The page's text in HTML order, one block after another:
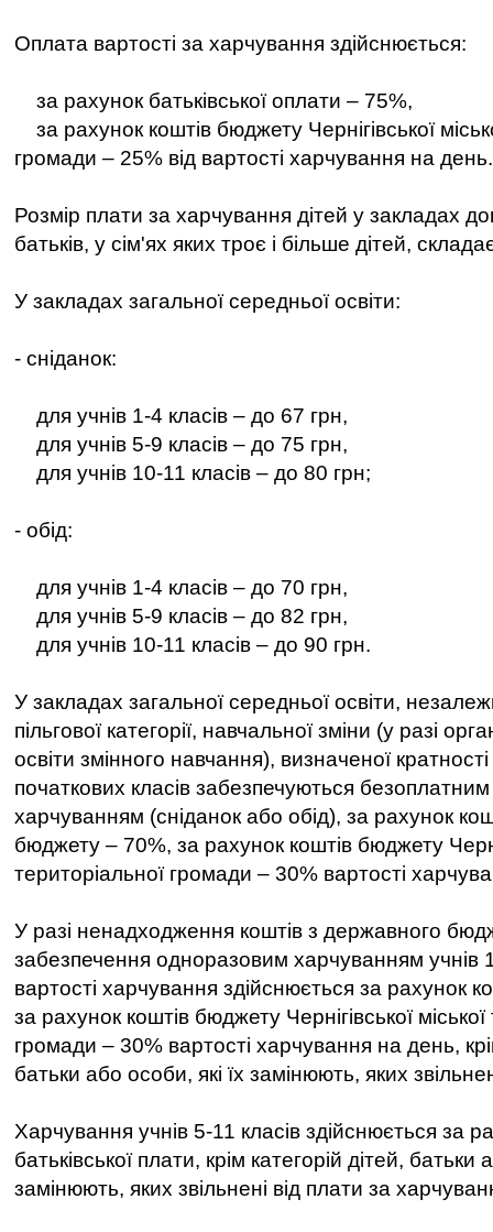
Оплата вартості за харчування здійснюється:
за рахунок батьківської оплати – 75%,
за рахунок коштів бюджету Чернігівської
громади – 25% від вартості харчування на день.
Розмір плати за харчування дітей у закладах
батьків, у сім'ях яких троє і більше дітей,
У закладах загальної середньої освіти:
- сніданок:
для учнів 1-4 класів – до 67 грн,
для учнів 5-9 класів – до 75 грн,
для учнів 10-11 класів – до 80 грн;
- обід:
для учнів 1-4 класів – до 70 грн,
для учнів 5-9 класів – до 82 грн,
для учнів 10-11 класів – до 90 грн.
У закладах загальної середньої освіти,
пільгової категорії, навчальної зміни (у разі
освіти змінного навчання), визначеної
початкових класів забезпечуються
харчуванням (сніданок або обід), за рахунок
бюджету – 70%, за рахунок коштів бюджету
територіальної громади – 30% вартості
У разі ненадходження коштів з державного
забезпечення одноразовим харчуванням учнів
вартості харчування здійснюється за рахунок
за рахунок коштів бюджету Чернігівської
громади – 30% вартості харчування на день,
батьки або особи, які їх замінюють, яких
Харчування учнів 5-11 класів здійснюється за
батьківської плати, крім категорій дітей, батьки
замінюють, яких звільнені від плати за